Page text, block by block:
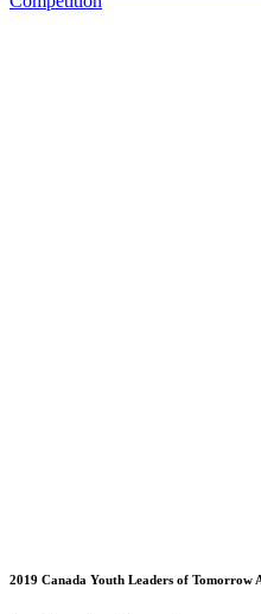
2019 Canada Youth Leaders of Tomorrow